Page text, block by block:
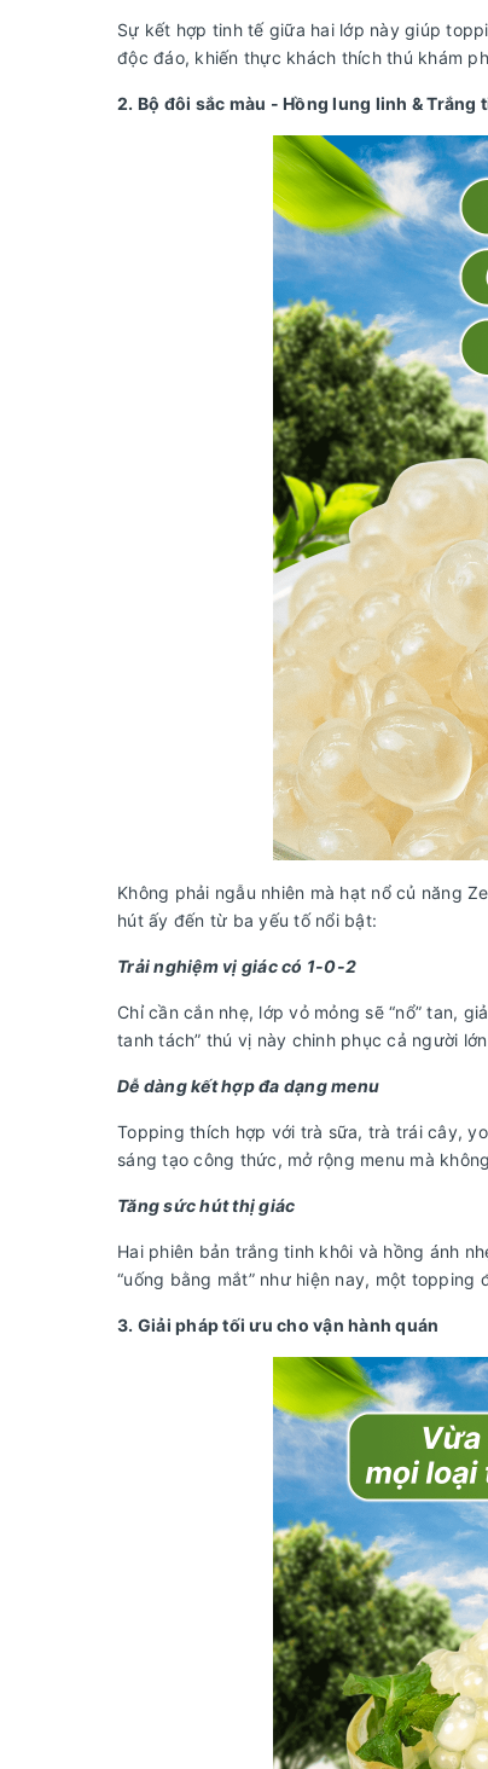
Sự kết hợp tinh tế giữa hai lớp này giúp
độc đáo, khiến thực khách thích thú khám
2. Bộ đôi sắc màu - Hồng lung linh & Trắng
Không phải ngẫu nhiên mà hạt nổ củ năng
hút ấy đến từ ba yếu tố nổi bật:
Trải nghiệm vị giác có 1-0-2
Chỉ cần cắn nhẹ, lớp vỏ mỏng sẽ “nổ” tan,
tanh tách” thú vị này chinh phục cả người
Dễ dàng kết hợp đa dạng menu
Topping thích hợp với trà sữa, trà trái cây,
sáng tạo công thức, mở rộng menu mà
Tăng sức hút thị giác
Hai phiên bản trắng tinh khôi và hồng ánh
“uống bằng mắt” như hiện nay, một
3. Giải pháp tối ưu cho vận hành quán